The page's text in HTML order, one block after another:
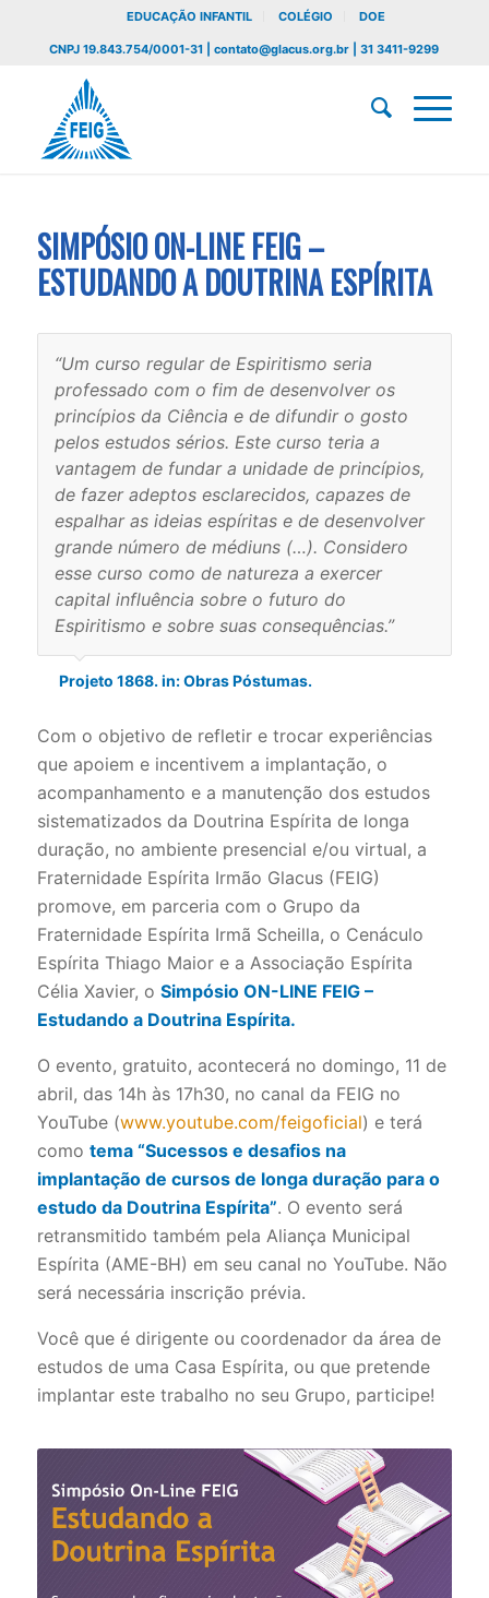
EDUCAÇÃO INFANTIL COLÉGIO DOE
CNPJ 19.843.754/0001-31 | contato@glacus.org.br | 31 3411-9299
SIMPÓSIO ON-LINE FEIG –
ESTUDANDO A DOUTRINA ESPÍRITA
“Um curso regular de Espiritismo seria
professado com o fim de desenvolver os
princípios da Ciência e de difundir o gosto
pelos estudos sérios. Este curso teria a
vantagem de fundar a unidade de princípios,
de fazer adeptos esclarecidos, capazes de
espalhar as ideias espíritas e de desenvolver
grande número de médiuns (…). Considero
esse curso como de natureza a exercer
capital influência sobre o futuro do
Espiritismo e sobre suas consequências.”
Projeto 1868. in: Obras Póstumas.
Com o objetivo de refletir e trocar experiências
que apoiem e incentivem a implantação, o
acompanhamento e a manutenção dos estudos
sistematizados da Doutrina Espírita de longa
duração, no ambiente presencial e/ou virtual, a
Fraternidade Espírita Irmão Glacus (FEIG)
promove, em parceria com o Grupo da
Fraternidade Espírita Irmã Scheilla, o Cenáculo
Espírita Thiago Maior e a Associação Espírita
Célia Xavier, o Simpósio ON-LINE FEIG –
Estudando a Doutrina Espírita.
O evento, gratuito, acontecerá no domingo, 11 de
abril, das 14h às 17h30, no canal da FEIG no
YouTube (www.youtube.com/feigoficial) e terá
como tema “Sucessos e desafios na
implantação de cursos de longa duração para o
estudo da Doutrina Espírita”. O evento será
retransmitido também pela Aliança Municipal
Espírita (AME-BH) em seu canal no YouTube. Não
será necessária inscrição prévia.
Você que é dirigente ou coordenador da área de
estudos de uma Casa Espírita, ou que pretende
implantar este trabalho no seu Grupo, participe!